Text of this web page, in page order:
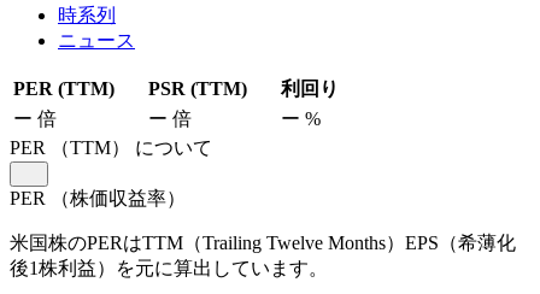
時系列
ニュース
PER (TTM) PSR (TTM)
利回り
ー 倍 ー 倍 ー %
PER
（TTM） について
PER （株価収益率）
米国株のPERはTTM（Trailing Twelve Months）EPS（希薄化
後1株利益）を元に算出しています。